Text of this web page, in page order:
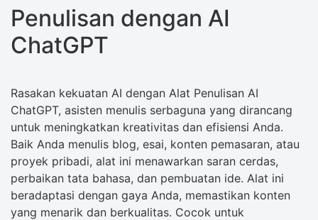
Penulisan dengan AI
ChatGPT
Rasakan kekuatan AI dengan Alat Penulisan AI
ChatGPT, asisten menulis serbaguna yang dirancang
untuk meningkatkan kreativitas dan efisiensi Anda.
Baik Anda menulis blog, esai, konten pemasaran, atau
proyek pribadi, alat ini menawarkan saran cerdas,
perbaikan tata bahasa, dan pembuatan ide. Alat ini
beradaptasi dengan gaya Anda, memastikan konten
yang menarik dan berkualitas. Cocok untuk